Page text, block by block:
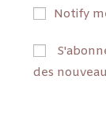
Notify
des